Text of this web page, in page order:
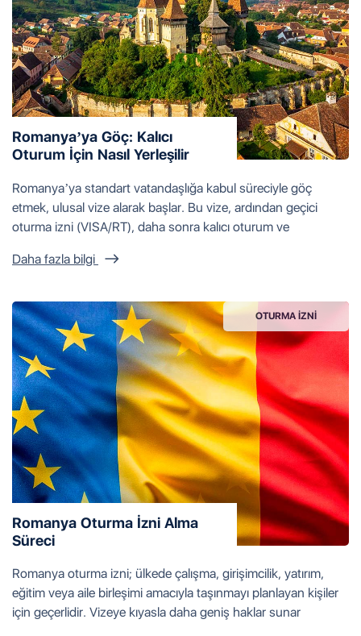
Romanya’ya Göç: Kalıcı
Oturum İçin Nasıl Yerleşilir
Romanya’ya standart vatandaşlığa kabul süreciyle göç
etmek, ulusal vize alarak başlar. Bu vize, ardından geçici
oturma izni (VISA/RT), daha sonra kalıcı oturum ve
Daha fazla bilgi
OTURMA İZNI
Romanya Oturma İzni Alma
Süreci
Romanya oturma izni; ülkede çalışma, girişimcilik, yatırım,
eğitim veya aile birleşimi amacıyla taşınmayı planlayan kişiler
için geçerlidir. Vizeye kıyasla daha geniş haklar sunar